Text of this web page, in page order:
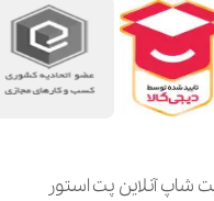
شاپ آنلاین پت استور